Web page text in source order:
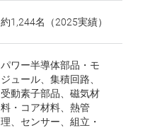
約1,244名（2025実績）
パワー半導体部品・モ
ジュール、集積回路、
受動素子部品、磁気材
料・コア材料、熱管
理、センサー、組立・